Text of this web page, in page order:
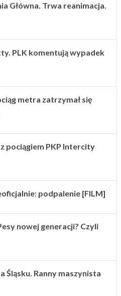
Główna. Trwa reanimacja.
PLK komentują wypadek
metra zatrzymał się
pociągiem PKP Intercity
podpalenie [FILM]
nowej generacji? Czyli
Śląsku. Ranny maszynista